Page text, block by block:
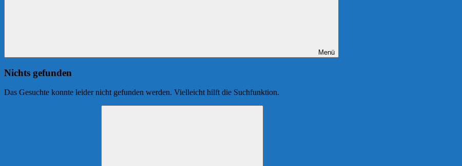
Menü
Nichts gefunden
Das Gesuchte konnte leider nicht gefunden werden. Vielleicht hilft die Suchfunktion.